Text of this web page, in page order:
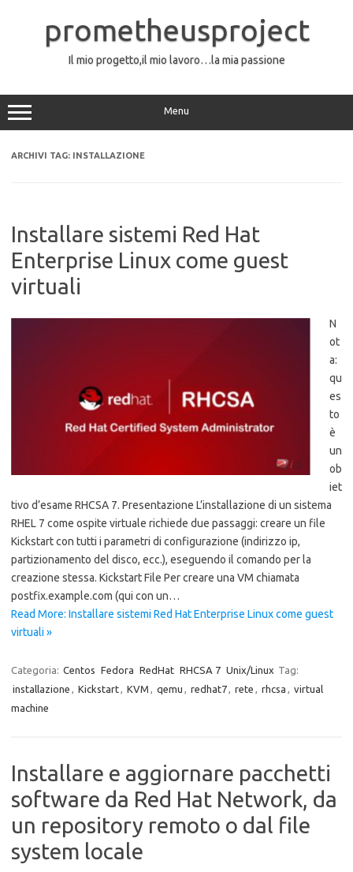
contenutoprometheusproject
Il mio progetto,il mio lavoro…la mia passione
Menu
ARCHIVI TAG: INSTALLAZIONE
Installare sistemi Red Hat
Enterprise Linux come guest
virtuali
N
ot
a:
qu
es
to
è
un
ob
iet
tivo d’esame RHCSA 7. Presentazione L’installazione di un sistema
RHEL 7 come ospite virtuale richiede due passaggi: creare un file
Kickstart con tutti i parametri di configurazione (indirizzo ip,
partizionamento del disco, ecc.), eseguendo il comando per la
creazione stessa. Kickstart File Per creare una VM chiamata
postfix.example.com (qui con un…
Read More: Installare sistemi Red Hat Enterprise Linux come guest
virtuali »
Categoria: Centos Fedora RedHat RHCSA 7 Unix/Linux Tag:
installazione , Kickstart, KVM , qemu , redhat7, rete , rhcsa , virtual
machine
Installare e aggiornare pacchetti
software da Red Hat Network, da
un repository remoto o dal file
system locale